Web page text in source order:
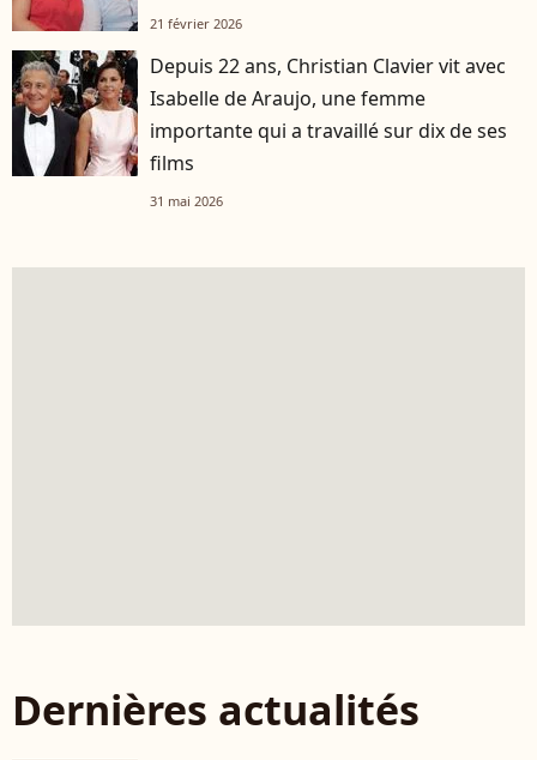
21 février 2026
Depuis 22 ans, Christian Clavier vit avec
Isabelle de Araujo, une femme
importante qui a travaillé sur dix de ses
films
31 mai 2026
Dernières actualités